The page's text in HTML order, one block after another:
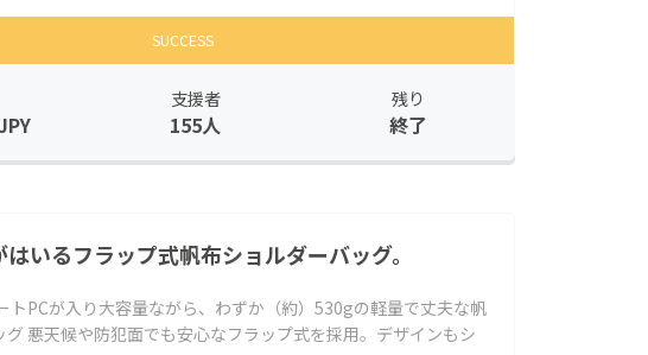
SUCCESS
支援者
155人
残り
終了
いるフラップ式帆布ショルダーバッグ。
トPCが入り大容量ながら、わずか（約）530gの軽量で丈夫な帆
悪天候や防犯面でも安心なフラップ式を採用。デザインもシ